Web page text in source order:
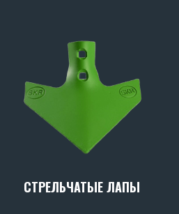
СТРЕЛЬЧАТЫЕ ЛАПЫ